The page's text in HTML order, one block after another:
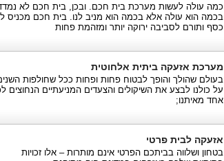
כמה עולה לעשות מערכת בית חכם. ובכן, בית חכם לא
בכמה הוא עולה אלא בכמה הוא מניב לנו. בית חכם מכניס
כסף ותורם לסביבה ירוקה יותר ומזהמת פחות
מערכת אזעקה ביתית אלחוטית
בעולם שהולך והופך לבטוח פחות ופחות ככל שחולפות
על כולנו לבצע את השיקולים והצעדים המניעתיים הנחוצים
אחד מאיתנו;
אזעקה לבית פרטי
בטחון ושלווה בביתכם הפרטי אינם מותרות – אלו זכויות